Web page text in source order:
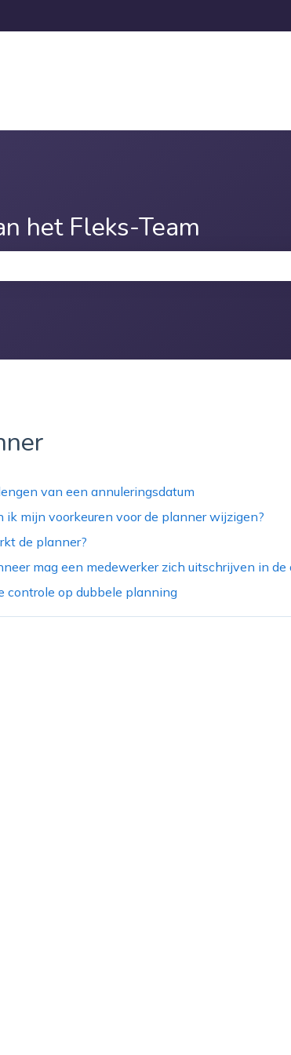
het Fleks-Team
van een annuleringsdatum
ik mijn voorkeuren voor de planner wijzigen?
de planner?
mag een medewerker zich uitschrijven in de
controle op dubbele planning